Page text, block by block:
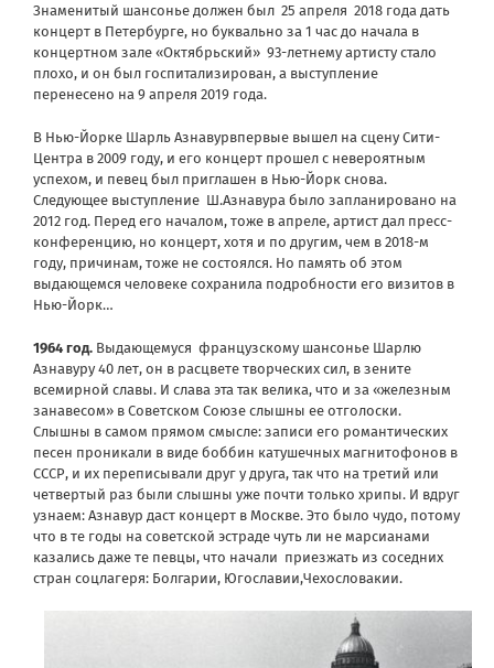
Знаменитый шансонье должен был 25 апреля 2018 года дать
концерт в Петербурге, но буквально за 1 час до начала в
концертном зале «Октябрьский» 93-летнему артисту стало
плохо, и он был госпитализирован, а выступление
перенесено на 9 апреля 2019 года.
В Нью-Йорке Шарль Азнавурвпервые вышел на сцену Сити-
Центра в 2009 году, и его концерт прошел с невероятным
успехом, и певец был приглашен в Нью-Йорк снова.
Следующее выступление Ш.Азнавура было запланировано на
2012 год. Перед его началом, тоже в апреле, артист дал пресс-
конференцию, но концерт, хотя и по другим, чем в 2018-м
году, причинам, тоже не состоялся. Но память об этом
выдающемся человеке сохранила подробности его визитов в
Нью-Йорк…
1964 год. Выдающемуся французскому шансонье Шарлю
Азнавуру 40 лет, он в расцвете творческих сил, в зените
всемирной славы. И слава эта так велика, что и за «железным
занавесом» в Советском Союзе слышны ее отголоски.
Слышны в самом прямом смысле: записи его романтических
песен проникали в виде боббин катушечных магнитофонов в
СССР, и их переписывали друг у друга, так что на третий или
четвертый раз были слышны уже почти только хрипы. И вдруг
узнаем: Азнавур даст концерт в Москве. Это было чудо, потому
что в те годы на советской эстраде чуть ли не марсианами
казались даже те певцы, что начали приезжать из соседних
стран соцлагеря: Болгарии, Югославии,Чехословакии.